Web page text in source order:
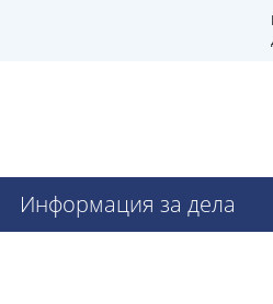
Информация за дела